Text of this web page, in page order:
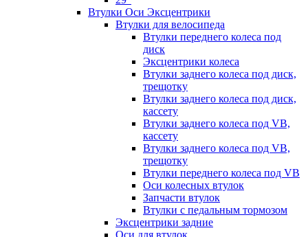
Втулки Оси Эксцентрики
Втулки для велосипеда
Втулки переднего колеса под
диск
Эксцентрики колеса
Втулки заднего колеса под диск,
трещотку
Втулки заднего колеса под диск,
кассету
Втулки заднего колеса под VB,
кассету
Втулки заднего колеса под VB,
трещотку
Втулки переднего колеса под VB
Оси колесных втулок
Запчасти втулок
Втулки с педальным тормозом
Эксцентрики задние
Оси для втулок